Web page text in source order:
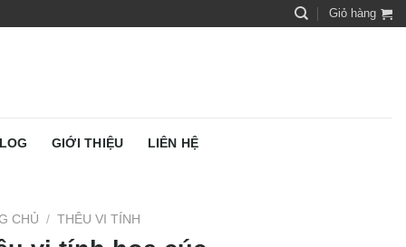
Giỏ hàng
GIỚI THIỆU LIÊN HỆ
CHỦ / THÊU VI TÍNH